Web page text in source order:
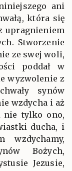
ani
która się
upragnieniem
Stworzenie
ze swej woli,
poddał w
wyzwolenie z
synów
wzdycha i aż
nie tylko ono,
ducha, i
Bożych,
Jezusie,